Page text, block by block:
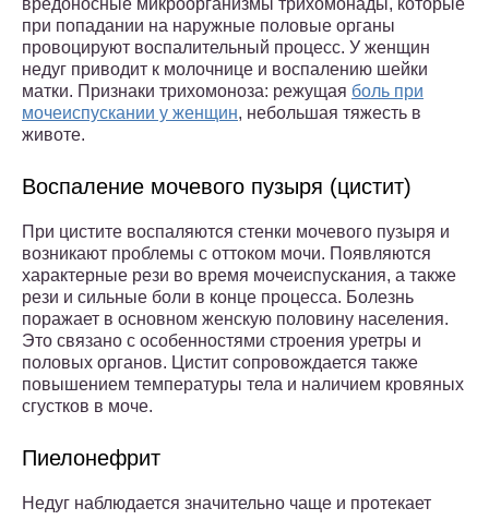
вредоносные микроорганизмы трихомонады, которые
при попадании на наружные половые органы
провоцируют воспалительный процесс. У женщин
недуг приводит к молочнице и воспалению шейки
матки. Признаки трихомоноза: режущая боль при
мочеиспускании у женщин, небольшая тяжесть в
животе.
Воспаление мочевого пузыря (цистит)
При цистите воспаляются стенки мочевого пузыря и
возникают проблемы с оттоком мочи. Появляются
характерные рези во время мочеиспускания, а также
рези и сильные боли в конце процесса. Болезнь
поражает в основном женскую половину населения.
Это связано с особенностями строения уретры и
половых органов. Цистит сопровождается также
повышением температуры тела и наличием кровяных
сгустков в моче.
Пиелонефрит
Недуг наблюдается значительно чаще и протекает